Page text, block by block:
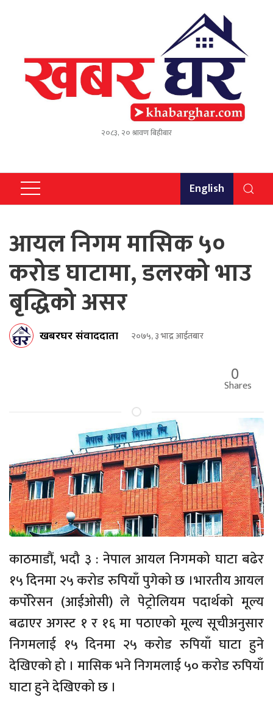
२०८३, २० श्रावण बिहीबार
English
आयल निगम मासिक ५०
करोड घाटामा, डलरको भाउ
बृद्धिको असर
खबरघर संवाददाता २०७५, ३ भाद्र आईतबार
0
Shares
काठमाडौं, भदौ ३ : नेपाल आयल निगमको घाटा बढेर
१५ दिनमा २५ करोड रुपियाँ पुगेको छ ।भारतीय आयल
कर्पोरेसन (आईओसी) ले पेट्रोलियम पदार्थको मूल्य
बढाएर अगस्ट १ र १६ मा पठाएको मूल्य सूचीअनुसार
निगमलाई १५ दिनमा २५ करोड रुपियाँ घाटा हुने
देखिएको हो । मासिक भने निगमलाई ५० करोड रुपियाँ
घाटा हुने देखिएको छ ।